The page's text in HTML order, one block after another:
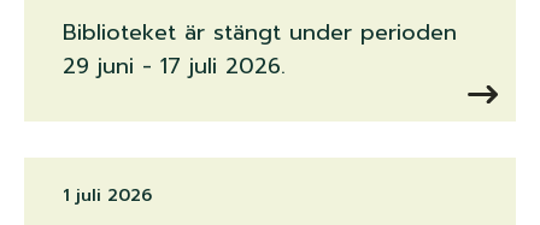
Biblioteket är stängt under perioden
29 juni - 17 juli 2026.
1 juli 2026